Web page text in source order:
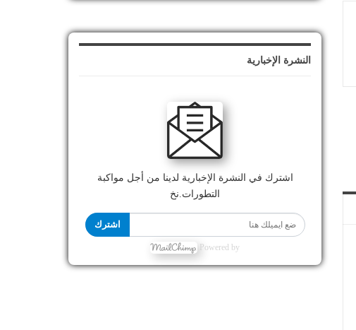
النشرة الإخبارية
اشترك في النشرة الإخبارية لدينا من أجل مواكبة
التطورات.نخ
اشترك
Powered by